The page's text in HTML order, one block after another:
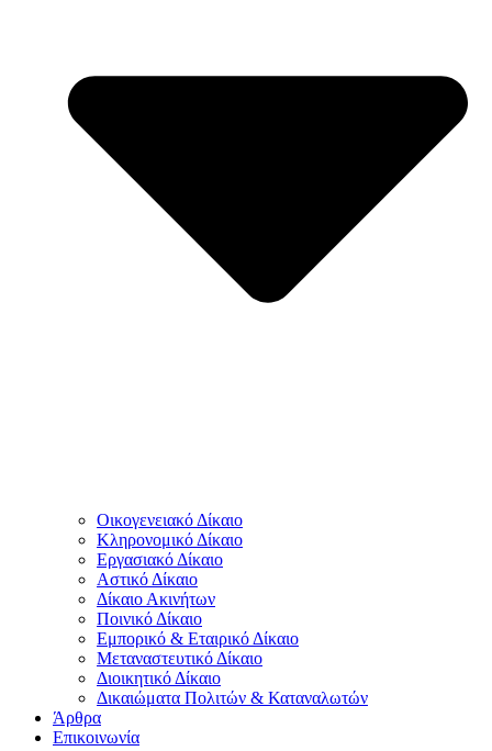
Οικογενειακό Δίκαιο
Κληρονομικό Δίκαιο
Εργασιακό Δίκαιο
Αστικό Δίκαιο
Δίκαιο Ακινήτων
Ποινικό Δίκαιο
Εμπορικό & Εταιρικό Δίκαιο
Μεταναστευτικό Δίκαιο
Διοικητικό Δίκαιο
Δικαιώματα Πολιτών & Καταναλωτών
Άρθρα
Επικοινωνία